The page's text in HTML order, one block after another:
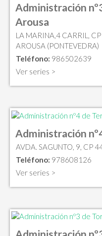
Administración
Arousa
LA MARINA,4 CARRIL,
AROUSA (PONTEVEDRA)
Teléfono: 986502639
Ver series >
Administración
AVDA. SAGUNTO, 9, CP
Teléfono: 978608126
Ver series >